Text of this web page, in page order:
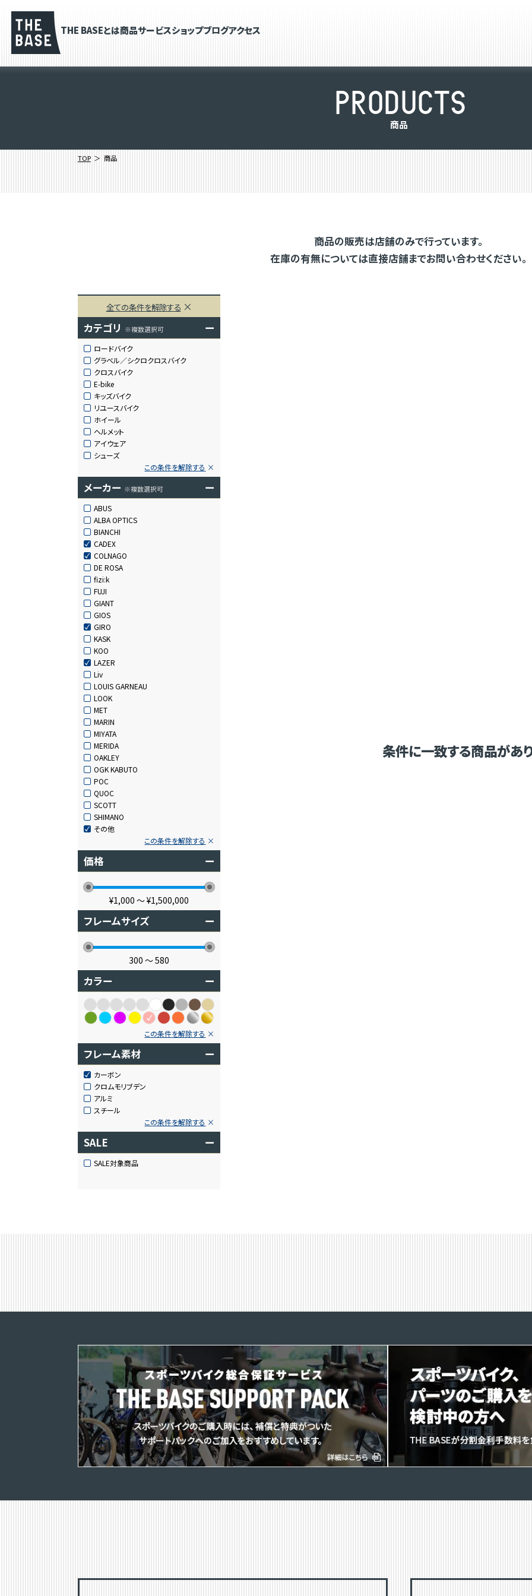
THE BASEとは商品サービスショップブログアクセス
PRODUCTS
商品
TOP 商品
商品の販売は店舗のみで行っています。
在庫の有無については直接店舗までお問い合わせください。
全ての条件を解除する
カテゴリ ※複数選択可 ー
ロードバイク
グラベル／シクロクロスバイク
クロスバイク
E-bike
キッズバイク
リユースバイク
ホイール
ヘルメット
アイウェア
シューズ
この条件を解除する
メーカー ※複数選択可 ー
ABUS
ALBA OPTICS
BIANCHI
CADEX
COLNAGO
DE ROSA
fizi:k
FUJI
GIANT
GIOS
GIRO
KASK
KOO
LAZER
Liv
LOUIS GARNEAU
LOOK
MET
MARIN
MIYATA
MERIDA
OAKLEY
OGK KABUTO
POC
QUOC
SCOTT
SHIMANO
その他
この条件を解除する
価格 ー
¥1,000 〜¥1,500,000
フレームサイズ ー
300 〜580
カラー ー
この条件を解除する
フレーム素材 ー
カーボン
クロムモリブデン
アルミ
スチール
この条件を解除する
SALE ー
SALE対象商品
条件に一致する商品があ